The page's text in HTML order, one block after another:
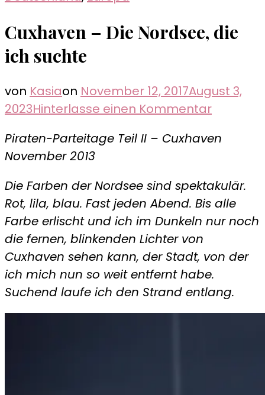
Cuxhaven – Die Nordsee, die
ich suchte
von Kasiaon November 12, 2017August 3,
2023Hinterlasse einen Kommentarzu
–
Nordsee,
die
ich
Piraten-Parteitage Teil II – Cuxhaven
November 2013
Die Farben der Nordsee sind spektakulär.
Rot, lila, blau. Fast jeden Abend. Bis alle
Farbe erlischt und ich im Dunkeln nur noch
die fernen, blinkenden Lichter von
Cuxhaven sehen kann, der Stadt, von der
ich mich nun so weit entfernt habe.
Suchend laufe ich den Strand entlang.